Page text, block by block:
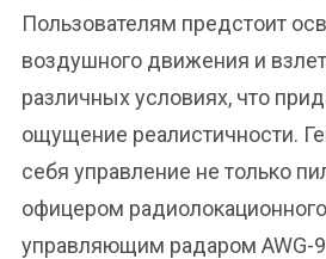
Пользователям предстоит
воздушного движения и
различных условиях, что
ощущение реалистичности.
себя управление не только
офицером радиолокационного
управляющим радаром AWG-